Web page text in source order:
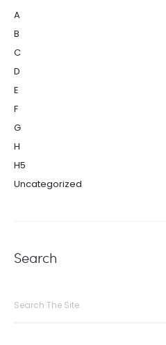
A
B
C
D
E
F
G
H
H5
Uncategorized
Search